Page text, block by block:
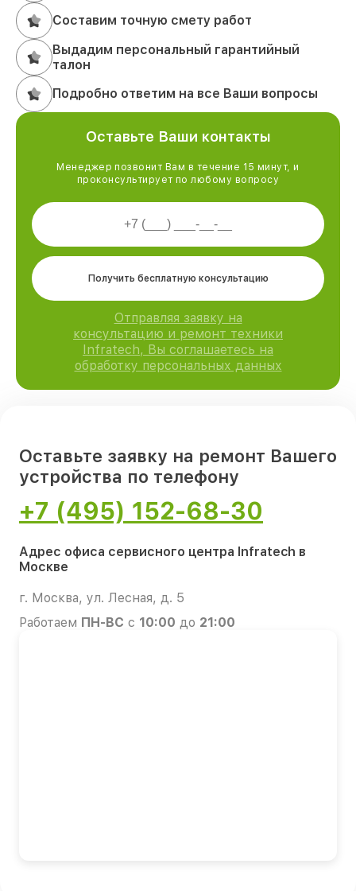
Составим точную смету работ
Выдадим персональный гарантийный
талон
Подробно ответим на все Ваши вопросы
Оставьте Ваши контакты
Менеджер позвонит Вам в течение 15 минут, и
проконсультирует по любому вопросу
Получить бесплатную консультацию
Отправляя заявку на
консультацию и ремонт техники
Infratech, Вы соглашаетесь на
обработку персональных данных
Оставьте заявку на ремонт Вашего
устройства по телефону
+7 (495) 152-68-30
Адрес офиса сервисного центра Infratech в
Москве
г. Москва, ул. Лесная, д. 5
Работаем ПН-ВС с 10:00 до 21:00